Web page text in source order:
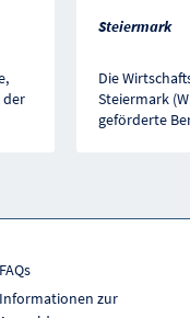
der
Steiermark
Die
Steiermark
geförderte
FAQs
Informationen zur